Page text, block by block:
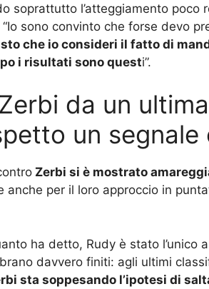
soprattutto l’atteggiamento
sono convinto che forse devo
che io consideri il fatto di
i risultati sono questi”.
da un
un segnale
Zerbi si è mostrato
anche per il loro approccio in
ha detto, Rudy è stato l’unico
davvero finiti: agli ultimi
sta soppesando l’ipotesi di